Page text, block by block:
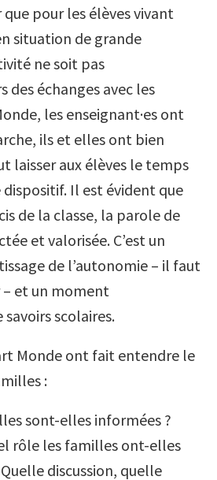
que pour les élèves vivant
situation de grande
ne soit pas
des échanges avec les
les enseignant·es ont
ils et elles ont bien
laisser aux élèves le temps
dispositif. Il est évident que
de la classe, la parole de
et valorisée. C’est un
de l’autonomie – il faut
– et un moment
savoirs scolaires.
Monde ont fait entendre le
:
sont-elles informées ?
rôle les familles ont-elles
discussion, quelle